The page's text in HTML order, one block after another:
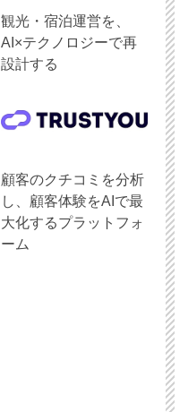
観光・宿泊運営を、
AI×テクノロジーで再
設計する
顧客のクチコミを分析
し、顧客体験をAIで最
大化するプラットフォ
ーム